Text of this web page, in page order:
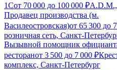
1Сот 70 000 до 100 000 ₽
Продавец производства (м.
Василеостровская)от 65 300 до
розничная сеть, Санкт-
Вызывной помощник
ресторанот 3 500 до 7 000 ₽
комплекс, Санкт-Петербург